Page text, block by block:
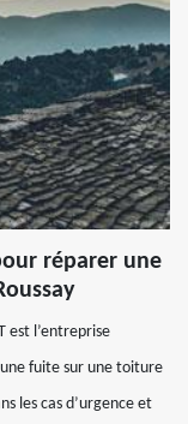
réparer une
est l’entreprise
fuite sur une toiture
les cas d’urgence et